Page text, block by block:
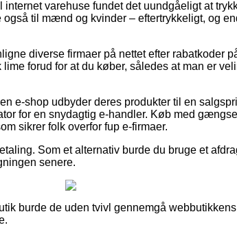
varehuse fundet det uundgåeligt at
til mænd og kvinder – eftertrykkeligt, og
diverse firmaer på nettet efter rabatkoder
forud for at du køber, således at man er
e-shop udbyder deres produkter til en
for en snydagtig e-handler. Køb med
sikrer folk overfor fup e-firmaer.
Som et alternativ burde du bruge et
senere.
burde de uden tvivl gennemgå